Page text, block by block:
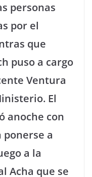
personas
por el
que
puso a cargo
Ventura
El
anoche con
a
a la
Acha que se